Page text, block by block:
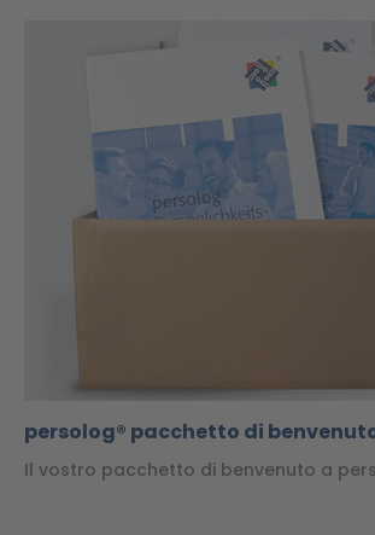
persolog® pacchetto di
Il vostro pacchetto di benvenuto a